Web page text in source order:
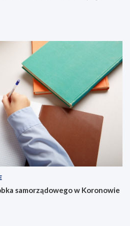
samorządowego w Koronowie